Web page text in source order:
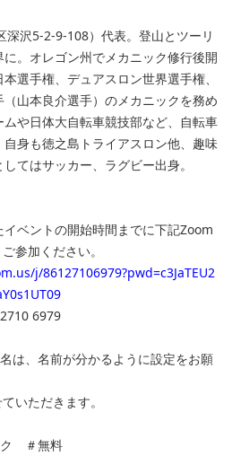
深沢5-2-9-108）代表。登山とツーリ
。オレゴン州でメカニック修行後開
選手権、デュアスロン世界選手権、
山本良介選手）のメカニックを務め
や日体大自転車競技部など、自転車
身も徳之島トライアスロン他、趣味
てはサッカー、ラグビー出身。
イベントの開始時間までに下記Zoom
参加ください。
j/86127106979?pwd=c3JaTEU2
6979
は、名前が分かるように設定をお願
いただきます。
＃無料